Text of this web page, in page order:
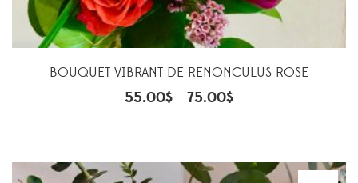
BOUQUET VIBRANT DE RENONCULUS ROSE
55.00$ – 75.00$